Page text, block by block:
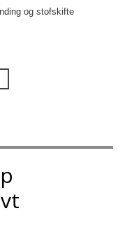
og stofskifte